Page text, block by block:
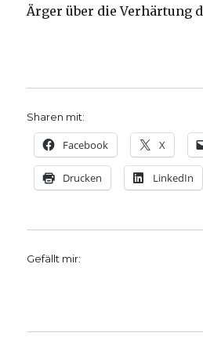
Ärger über die Verhärtung
Sharen mit:
Facebook X
Drucken LinkedIn
Gefällt mir: